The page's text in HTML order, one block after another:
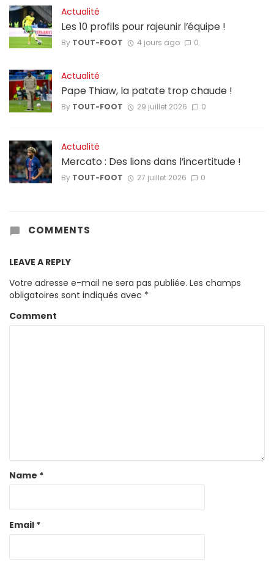
Actualité
Les 10 profils pour rajeunir l’équipe !
By TOUT-FOOT 4 jours ago 0
Actualité
Pape Thiaw, la patate trop chaude !
By TOUT-FOOT 29 juillet 2026 0
Actualité
Mercato : Des lions dans l’incertitude !
By TOUT-FOOT 27 juillet 2026 0
COMMENTS
LEAVE A REPLY
Votre adresse e-mail ne sera pas publiée. Les champs
obligatoires sont indiqués avec *
Comment
Name *
Email *